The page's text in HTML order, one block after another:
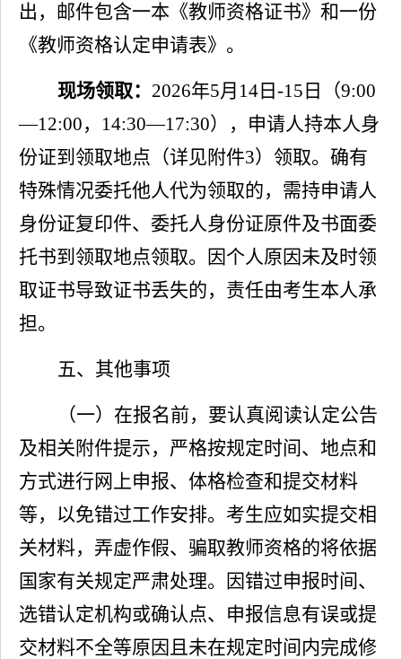
出， 邮件包含一本《教师资格证书》和一份
《教师资格认定申请表》。
现场领取： 2026年5月 14 日 -15 日 （9:00
—12:00， 14:30—17:30）
，申请人持本人身
份证到领取地点（详见附件3）领取。确有
特殊情况委托他人代为领取的，需持申请人
身份证复印件、委托人身份证原件及书面委
托书到领取地点领取。因个人原因未及时领
取证书导致证书丢失的， 责任由考生本人承
担。
五、其他事项
（一）在报名前，要认真阅读认定公告
及相关附件提示，严格按规定时间、地点和
方式进行网上申报、体格检查和提交材料
等，以免错过工作安排。考生应如实提交相
关材料，弄虚作假、骗取教师资格的将依据
国家有关规定严肃处理。因错过申报时间、
选错认定机构或确认点、 申报信息有误或提
交材料不全等原因且未在规定时间内完成修